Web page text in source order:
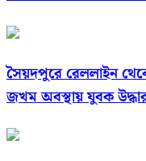
সৈয়দপুরে রেললাইন
জখম অবস্থায় যুবক